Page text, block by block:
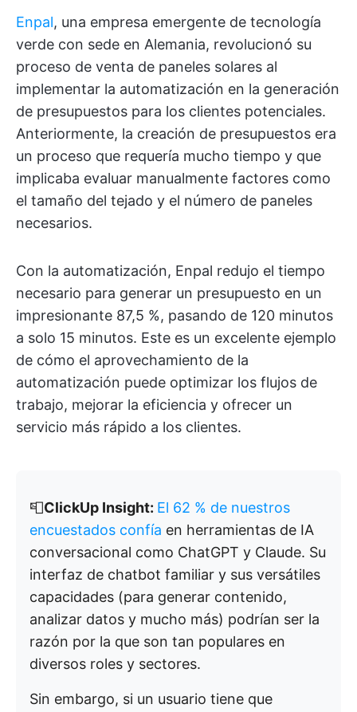
Enpal, una empresa emergente de tecnología
verde con sede en Alemania, revolucionó su
proceso de venta de paneles solares al
implementar la automatización en la generación
de presupuestos para los clientes potenciales.
Anteriormente, la creación de presupuestos era
un proceso que requería mucho tiempo y que
implicaba evaluar manualmente factores como
el tamaño del tejado y el número de paneles
necesarios.
Con la automatización, Enpal redujo el tiempo
necesario para generar un presupuesto en un
impresionante 87,5 %, pasando de 120 minutos
a solo 15 minutos. Este es un excelente ejemplo
de cómo el aprovechamiento de la
automatización puede optimizar los flujos de
trabajo, mejorar la eficiencia y ofrecer un
servicio más rápido a los clientes.
📮ClickUp Insight: El 62 % de nuestros
encuestados confía en herramientas de IA
conversacional como ChatGPT y Claude. Su
interfaz de chatbot familiar y sus versátiles
capacidades (para generar contenido,
analizar datos y mucho más) podrían ser la
razón por la que son tan populares en
diversos roles y sectores.
Sin embargo, si un usuario tiene que